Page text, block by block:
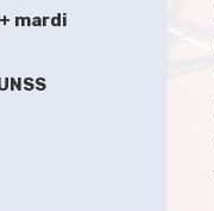
mardi